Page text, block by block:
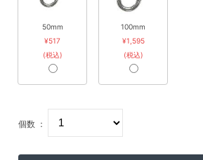
50mm
¥517
(税込)
100mm
¥1,595
(税込)
個数 ：